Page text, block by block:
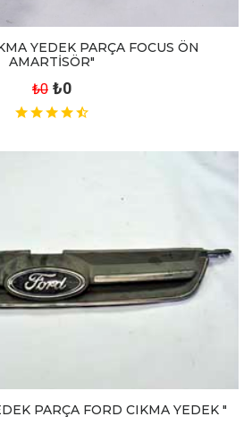
YEDEK PARÇA FOCUS ÖN
AMARTİSÖR"
₺0 ₺0
PARÇA FORD CIKMA YEDEK "